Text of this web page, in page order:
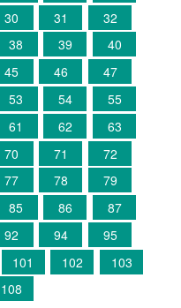
30 31
32
38 39
40
45 46
47
53 54
55
61 62
63
70 71
72
77 78
79
85 86
87
92 94
95
101 102
103
108